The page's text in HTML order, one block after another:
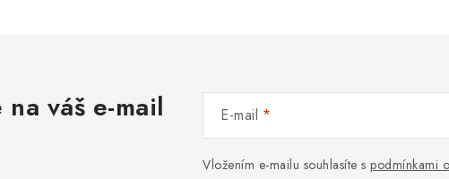
váš e-mail E-mail
Vložením e-mailu souhlasíte s podmínkami